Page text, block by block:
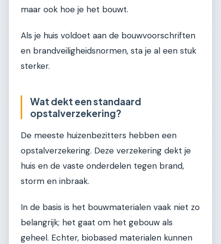
maar ook hoe je het bouwt.
Als je huis voldoet aan de bouwvoorschriften
en brandveiligheidsnormen, sta je al een stuk
sterker.
Wat dekt een standaard
opstalverzekering?
De meeste huizenbezitters hebben een
opstalverzekering. Deze verzekering dekt je
huis en de vaste onderdelen tegen brand,
storm en inbraak.
In de basis is het bouwmaterialen vaak niet zo
belangrijk; het gaat om het gebouw als
geheel. Echter, biobased materialen kunnen